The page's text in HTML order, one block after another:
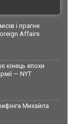
і прагне
Affairs
кінець епохи
— NYT
Михайла